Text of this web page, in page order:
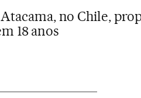
no Chile,
18 anos